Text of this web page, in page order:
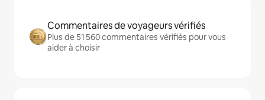
Commentaires de voyageurs vérifiés
Plus de 51 560 commentaires vérifiés pour vous
aider à choisir